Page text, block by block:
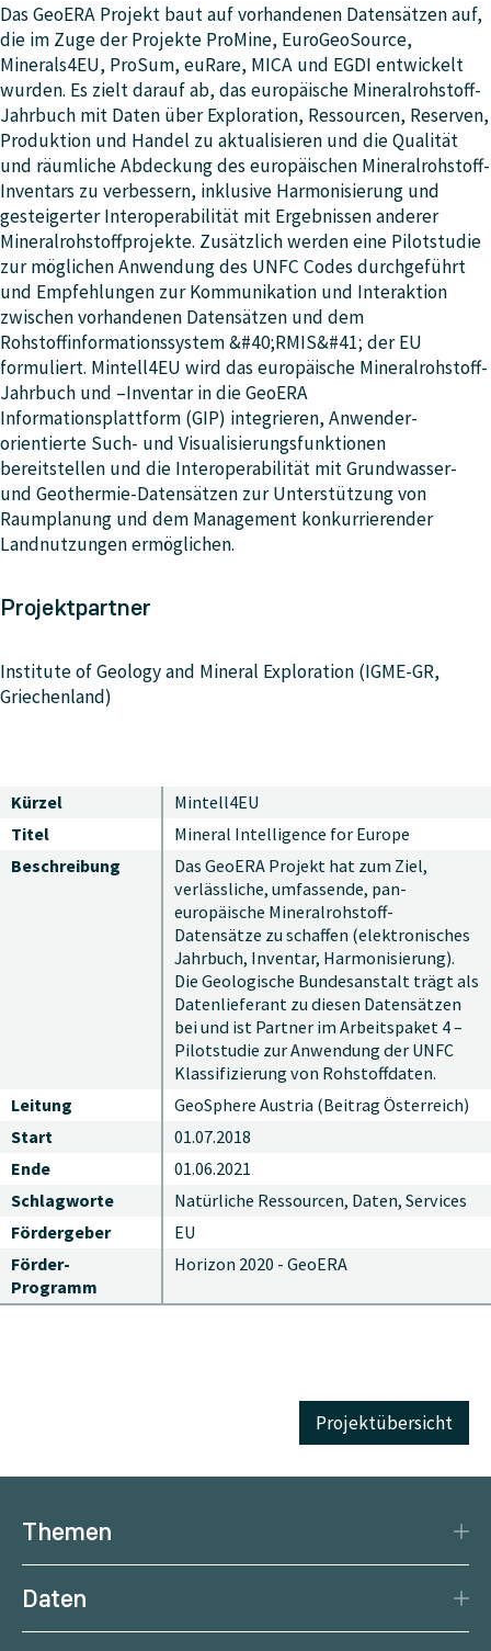
Das GeoERA Projekt baut auf vorhandenen Datensätzen auf,
die im Zuge der Projekte ProMine, EuroGeoSource,
Minerals4EU, ProSum, euRare, MICA und EGDI entwickelt
wurden. Es zielt darauf ab, das europäische Mineralrohstoff-
Jahrbuch mit Daten über Exploration, Ressourcen, Reserven,
Produktion und Handel zu aktualisieren und die Qualität
und räumliche Abdeckung des europäischen Mineralrohstoff-
Inventars zu verbessern, inklusive Harmonisierung und
gesteigerter Interoperabilität mit Ergebnissen anderer
Mineralrohstoffprojekte. Zusätzlich werden eine Pilotstudie
zur möglichen Anwendung des UNFC Codes durchgeführt
und Empfehlungen zur Kommunikation und Interaktion
zwischen vorhandenen Datensätzen und dem
Rohstoffinformationssystem &#40;RMIS&#41; der EU
formuliert. Mintell4EU wird das europäische Mineralrohstoff-
Jahrbuch und –Inventar in die GeoERA
Informationsplattform (GIP) integrieren, Anwender-
orientierte Such- und Visualisierungsfunktionen
bereitstellen und die Interoperabilität mit Grundwasser-
und Geothermie-Datensätzen zur Unterstützung von
Raumplanung und dem Management konkurrierender
Landnutzungen ermöglichen.
Projektpartner
Institute of Geology and Mineral Exploration (IGME-GR,
Griechenland)
Kürzel
Mintell4EU
Titel
Mineral Intelligence for Europe
Beschreibung
Das GeoERA Projekt hat zum Ziel,
verlässliche, umfassende, pan-
europäische Mineralrohstoff-
Datensätze zu schaffen (elektronisches
Jahrbuch, Inventar, Harmonisierung).
Die Geologische Bundesanstalt trägt als
Datenlieferant zu diesen Datensätzen
bei und ist Partner im Arbeitspaket 4 –
Pilotstudie zur Anwendung der UNFC
Klassifizierung von Rohstoffdaten.
Leitung
GeoSphere Austria (Beitrag Österreich)
Start
01.07.2018
Ende
01.06.2021
Schlagworte
Natürliche Ressourcen, Daten, Services
Fördergeber
EU
Förder-
Programm
Horizon 2020 - GeoERA
Projektübersicht
Themen
Klima
Daten